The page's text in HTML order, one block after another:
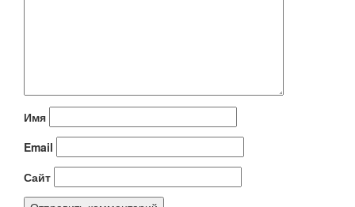
Имя
Email
Сайт